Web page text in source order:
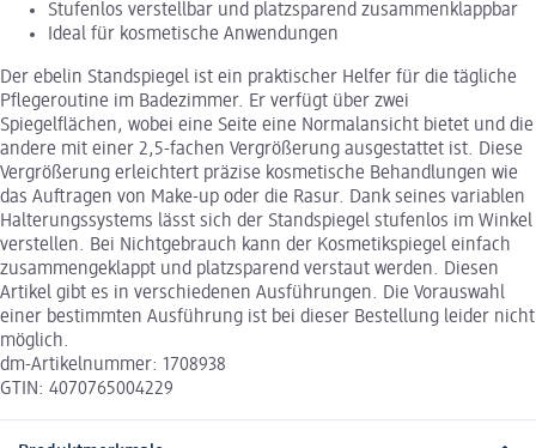
Stufenlos verstellbar und platzsparend zusammenklappbar
Ideal für kosmetische Anwendungen
Der ebelin Standspiegel ist ein praktischer Helfer für die tägliche
Pflegeroutine im Badezimmer. Er verfügt über zwei
Spiegelflächen, wobei eine Seite eine Normalansicht bietet und die
andere mit einer 2,5-fachen Vergrößerung ausgestattet ist. Diese
Vergrößerung erleichtert präzise kosmetische Behandlungen wie
das Auftragen von Make-up oder die Rasur. Dank seines variablen
Halterungssystems lässt sich der Standspiegel stufenlos im Winkel
verstellen. Bei Nichtgebrauch kann der Kosmetikspiegel einfach
zusammengeklappt und platzsparend verstaut werden. Diesen
Artikel gibt es in verschiedenen Ausführungen. Die Vorauswahl
einer bestimmten Ausführung ist bei dieser Bestellung leider nicht
möglich.
dm-Artikelnummer: 1708938
GTIN: 4070765004229